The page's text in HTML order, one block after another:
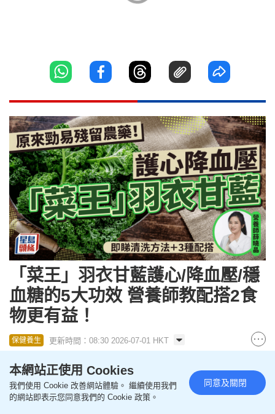
「菜王」羽衣甘藍護心/降血壓/穩
血糖的5大功效 營養師教配搭2食
物更有益！
保健養生 更新時間：08:30 2026-07-01 HKT
羽衣甘藍屬於超級食物，亦有「蔬菜之王」的美譽，
營養功效甚佳。有營養師全面解析了羽衣甘藍的優
本網站正使用 Cookies
我們使用 Cookie 改善網站體驗。 繼續使用我們
的網站即表示您同意我們的 Cookie 政策。
同意及關閉